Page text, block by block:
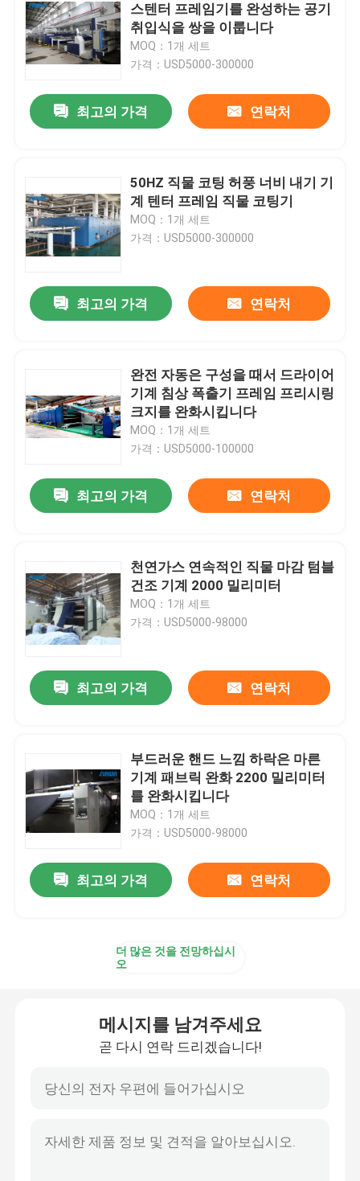
우리에 대하여
공장 여행
인용문을 요구하세요
스텐터 프레임기를 완성하는 공기
취입식을 쌍을 이룹니다
MOQ：1개 세트
가격：USD5000-300000
최고의 가격 연락처
50HZ 직물 코팅 허풍 너비 내기 기
계 텐터 프레임 직물 코팅기
MOQ：1개 세트
가격：USD5000-300000
최고의 가격 연락처
완전 자동은 구성을 때서 드라이어
기계 침상 폭출기 프레임 프리시링
크지를 완화시킵니다
MOQ：1개 세트
가격：USD5000-100000
최고의 가격 연락처
천연가스 연속적인 직물 마감 텀블
건조 기계 2000 밀리미터
MOQ：1개 세트
가격：USD5000-98000
최고의 가격 연락처
부드러운 핸드 느낌 하락은 마른
기계 패브릭 완화 2200 밀리미터
를 완화시킵니다
MOQ：1개 세트
가격：USD5000-98000
최고의 가격 연락처
더 많은 것을 전망하십시
오
메시지를 남겨주세요
곧 다시 연락 드리겠습니다!